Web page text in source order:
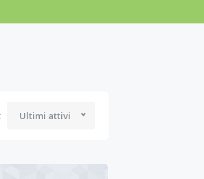
Ultimi attivi